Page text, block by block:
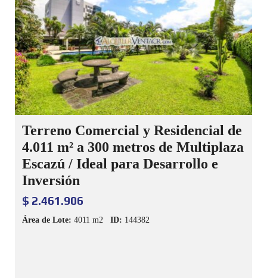
Terreno Comercial y Residencial de
4.011 m² a 300 metros de Multiplaza
Escazú / Ideal para Desarrollo e
Inversión
$ 2.461.906
Área de Lote: 4011 m2 ID: 144382